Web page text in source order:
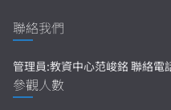
聯絡我們
管理員:教資中心范峻銘 聯絡
參觀人數